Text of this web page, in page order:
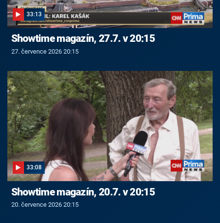
33:13
Showtime magazín, 27.7. v 20:15
27. července 2026 20:15
33:08
Showtime magazín, 20.7. v 20:15
20. července 2026 20:15